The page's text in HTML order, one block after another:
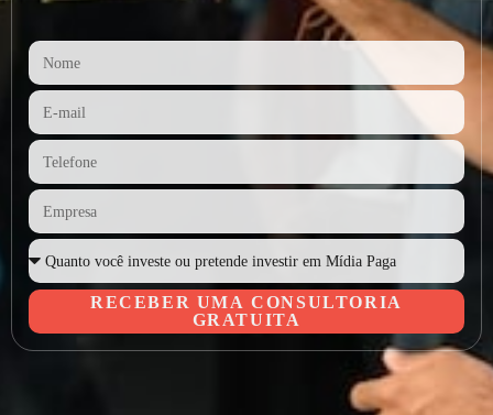
RECEBER UMA CONSULTORIA
GRATUITA